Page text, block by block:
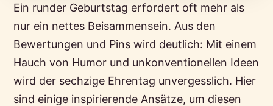
Ein runder Geburtstag erfordert oft mehr als
nur ein nettes Beisammensein. Aus den
Bewertungen und Pins wird deutlich: Mit einem
Hauch von Humor und unkonventionellen Ideen
wird der sechzige Ehrentag unvergesslich. Hier
sind einige inspirierende Ansätze, um diesen